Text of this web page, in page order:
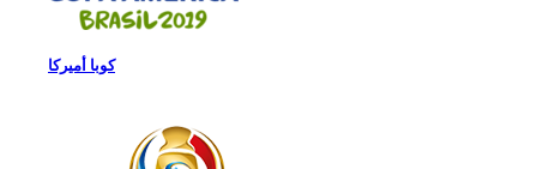
كوبا أميركا